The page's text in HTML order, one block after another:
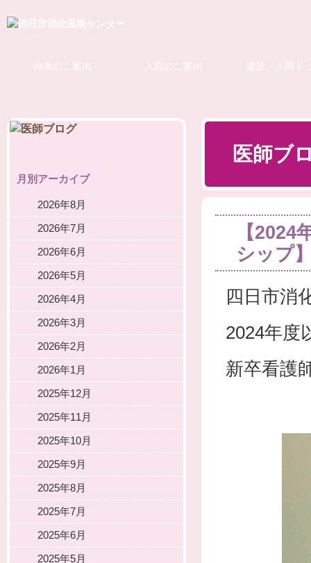
外来のご案内 入院のご案内 健診・人間ド
医師ブ
【
シップ
四日市消
2024年度
新卒看護
月別アーカイブ
2026年8月
2026年7月
2026年6月
2026年5月
2026年4月
2026年3月
2026年2月
2026年1月
2025年12月
2025年11月
2025年10月
2025年9月
2025年8月
2025年7月
2025年6月
2025年5月